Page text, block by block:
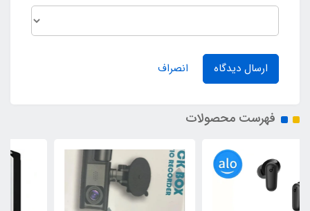
ارسال دیدگاه انصراف
فهرست محصولات